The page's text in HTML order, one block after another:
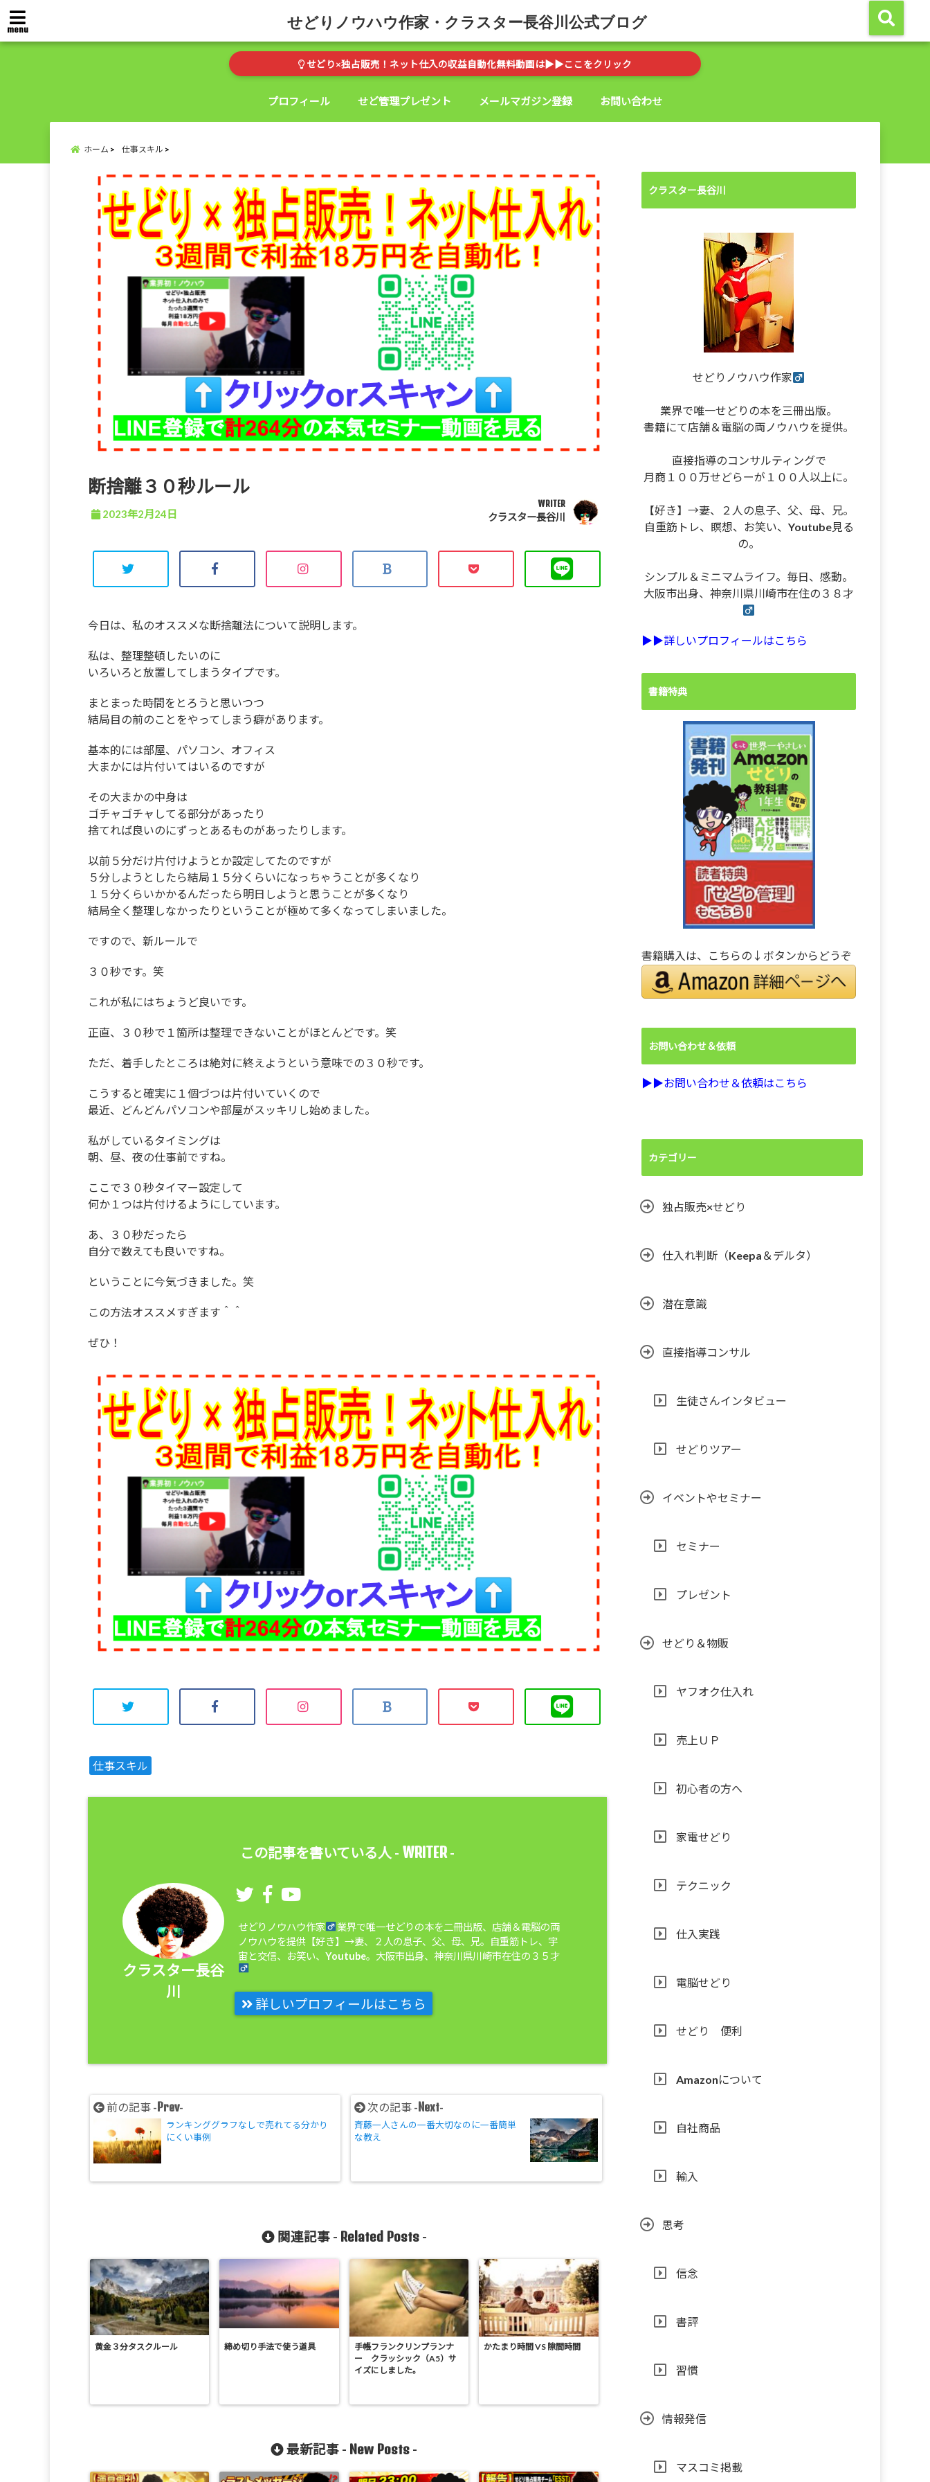
menu せどりノウハウ作家・クラスター長谷川公式ブログ
せどり×独占販売！ネット仕入の収益自動化無料動画は▶︎▶︎ここをクリック
プロフィール せど管理プレゼント メールマガジン登録 お問い合わせ
ホーム 仕事スキル
断捨離３０秒ルール
2023年2月24日
WRITER
クラスター長谷川
今日は、私のオススメな断捨離法について説明します。
私は、整理整頓したいのに
いろいろと放置してしまうタイプです。
まとまった時間をとろうと思いつつ
結局目の前のことをやってしまう癖があります。
基本的には部屋、パソコン、オフィス
大まかには片付いてはいるのですが
その大まかの中身は
ゴチャゴチャしてる部分があったり
捨てれば良いのにずっとあるものがあったりします。
以前５分だけ片付けようとか設定してたのですが
５分しようとしたら結局１５分くらいになっちゃうことが多くなり
１５分くらいかかるんだったら明日しようと思うことが多くなり
結局全く整理しなかったりということが極めて多くなってしまいました。
ですので、新ルールで
３０秒です。笑
これが私にはちょうど良いです。
正直、３０秒で１箇所は整理できないことがほとんどです。笑
ただ、着手したところは絶対に終えようという意味での３０秒です。
こうすると確実に１個づつは片付いていくので
最近、どんどんパソコンや部屋がスッキリし始めました。
私がしているタイミングは
朝、昼、夜の仕事前ですね。
ここで３０秒タイマー設定して
何か１つは片付けるようにしています。
あ、３０秒だったら
自分で数えても良いですね。
ということに今気づきました。笑
この方法オススメすぎます＾＾
ぜひ！
仕事スキル
この記事を書いている人 - WRITER -
クラスター長谷
川
せどりノウハウ作家
業界で唯一せどりの本を二冊出版、店舗＆電脳の両
ノウハウを提供【好き】→妻、２人の息子、父、母、兄。自重筋トレ、宇
宙と交信、お笑い、Youtube。大阪市出身、神奈川県川崎市在住の３５才
詳しいプロフィールはこちら
前の記事 -Prev-
ランキンググラフなしで売れてる分かり
にくい事例
次の記事 -Next-
斉藤一人さんの一番大切なのに一番簡単
な教え
関連記事 - Related Posts-
黄金３分タスクルール 締め切り手法で使う道具
手帳フランクリンプランナ
ー クラッシック（A5）サ
イズにしました。
かたまり時間 VS 隙間時間
最新記事 - New Posts -
クラスター長谷川
せどりノウハウ作家
業界で唯一せどりの本を三冊出版。
書籍にて店舗＆電脳の両ノウハウを提供。
直接指導のコンサルティングで
月商１００万せどらーが１００人以上に。
【好き】→妻、２人の息子、父、母、兄。
自重筋トレ、瞑想、お笑い、Youtube見る
の。
シンプル＆ミニマムライフ。毎日、感動。
大阪市出身、神奈川県川崎市在住の３８才
▶︎▶︎詳しいプロフィールはこちら
書籍特典
書籍購入は、こちらの↓ボタンからどうぞ
お問い合わせ＆依頼
▶︎▶︎お問い合わせ＆依頼はこちら
カテゴリー
独占販売×せどり
仕入れ判断（Keepa＆デルタ）
潜在意識
直接指導コンサル
生徒さんインタビュー
せどりツアー
イベントやセミナー
セミナー
プレゼント
せどり＆物販
ヤフオク仕入れ
売上ＵＰ
初心者の方へ
家電せどり
テクニック
仕入実践
電脳せどり
せどり 便利
Amazonについて
自社商品
輸入
思考
信念
書評
習慣
情報発信
マスコミ掲載